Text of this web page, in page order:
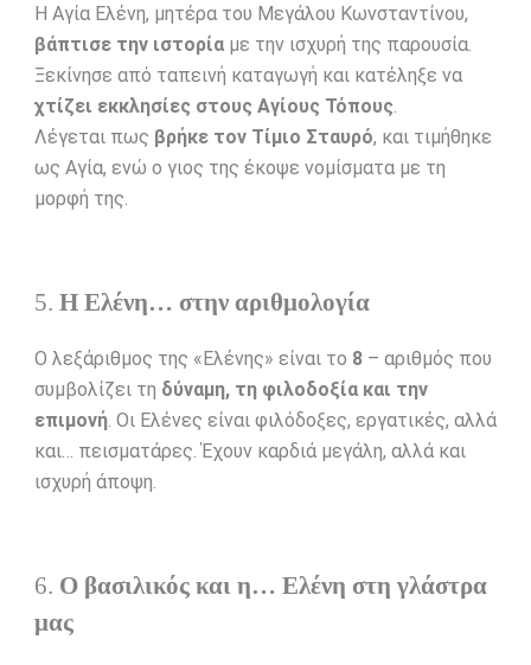
Η Αγία Ελένη, μητέρα του Μεγάλου Κωνσταντίνου,
βάπτισε την ιστορίαμε την ισχυρή της παρουσία.
Ξεκίνησε από ταπεινή καταγωγή και κατέληξε να
χτίζει εκκλησίες στους Αγίους Τόπους
Λέγεται πως βρήκε τον Τίμιο Σταυρό, και τιμήθηκε
ως Αγία, ενώ ο γιος της έκοψε νομίσματα με τη
μορφή της.
5. Η Ελένη… στην αριθμολογία
Ο λεξάριθμος της «Ελένης» είναι το 8– αριθμός που
συμβολίζει τη δύναμη, τη φιλοδοξία και την
επιμονή. Οι Ελένες είναι φιλόδοξες, εργατικές, αλλά
και… πεισματάρες. Έχουν καρδιά μεγάλη, αλλά και
ισχυρή άποψη.
6. Ο βασιλικός και η… Ελένη στη γλάστρα
μας